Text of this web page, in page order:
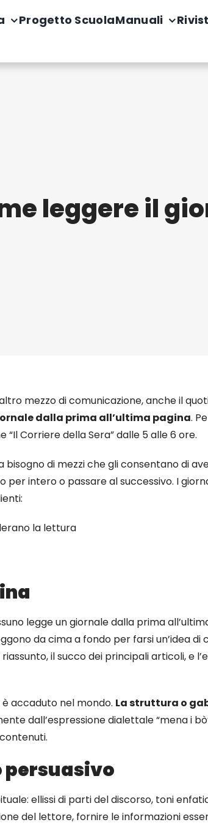
Progetto ScuolaManuali
leggere il
mezzo di comunicazione, anche il
dalla prima all’ultima pagina.
Corriere della Sera” dalle 5 alle 6 ore.
di mezzi che gli consentano di
intero o passare al successivo. I
la lettura
legge un giornale dalla prima
da cima a fondo per farsi un’idea di
il succo dei principali articoli, e
è accaduto nel mondo. La struttura o
dall’espressione dialettale “mena i
persuasivo
ellissi di parti del discorso, toni
del lettore, fornire le informazioni